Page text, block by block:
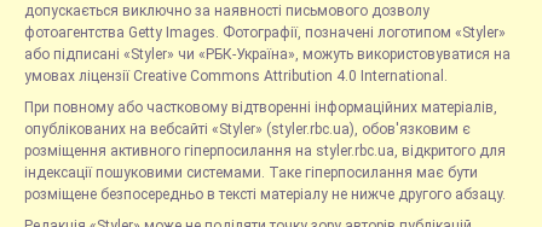
допускається виключно за наявності письмового дозволу
фотоагентства Getty Images. Фотографії, позначені логотипом «Styler»
або підписані «Styler» чи «РБК-Україна», можуть використовуватися на
умовах ліцензії Creative Commons Attribution 4.0 International.
При повному або частковому відтворенні інформаційних матеріалів,
опублікованих на вебсайті «Styler» (styler.rbc.ua), обов'язковим є
розміщення активного гіперпосилання на styler.rbc.ua, відкритого для
індексації пошуковими системами. Таке гіперпосилання має бути
розміщене безпосередньо в тексті матеріалу не нижче другого абзацу.